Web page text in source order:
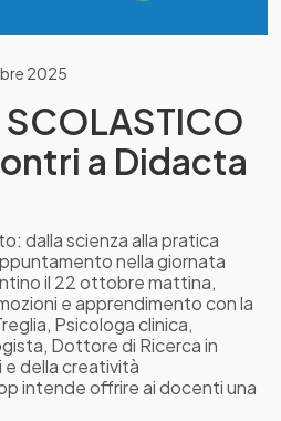
2025
SCOLASTICO
a Didacta
dalla scienza alla pratica
nella giornata
il 22 ottobre mattina,
e apprendimento con la
Psicologa clinica,
Dottore di Ricerca in
e della creatività
intende offrire ai docenti una